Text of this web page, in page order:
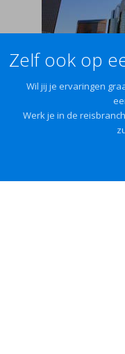
Zelf ook op
Wil jij je ervaringen
Werk je in de